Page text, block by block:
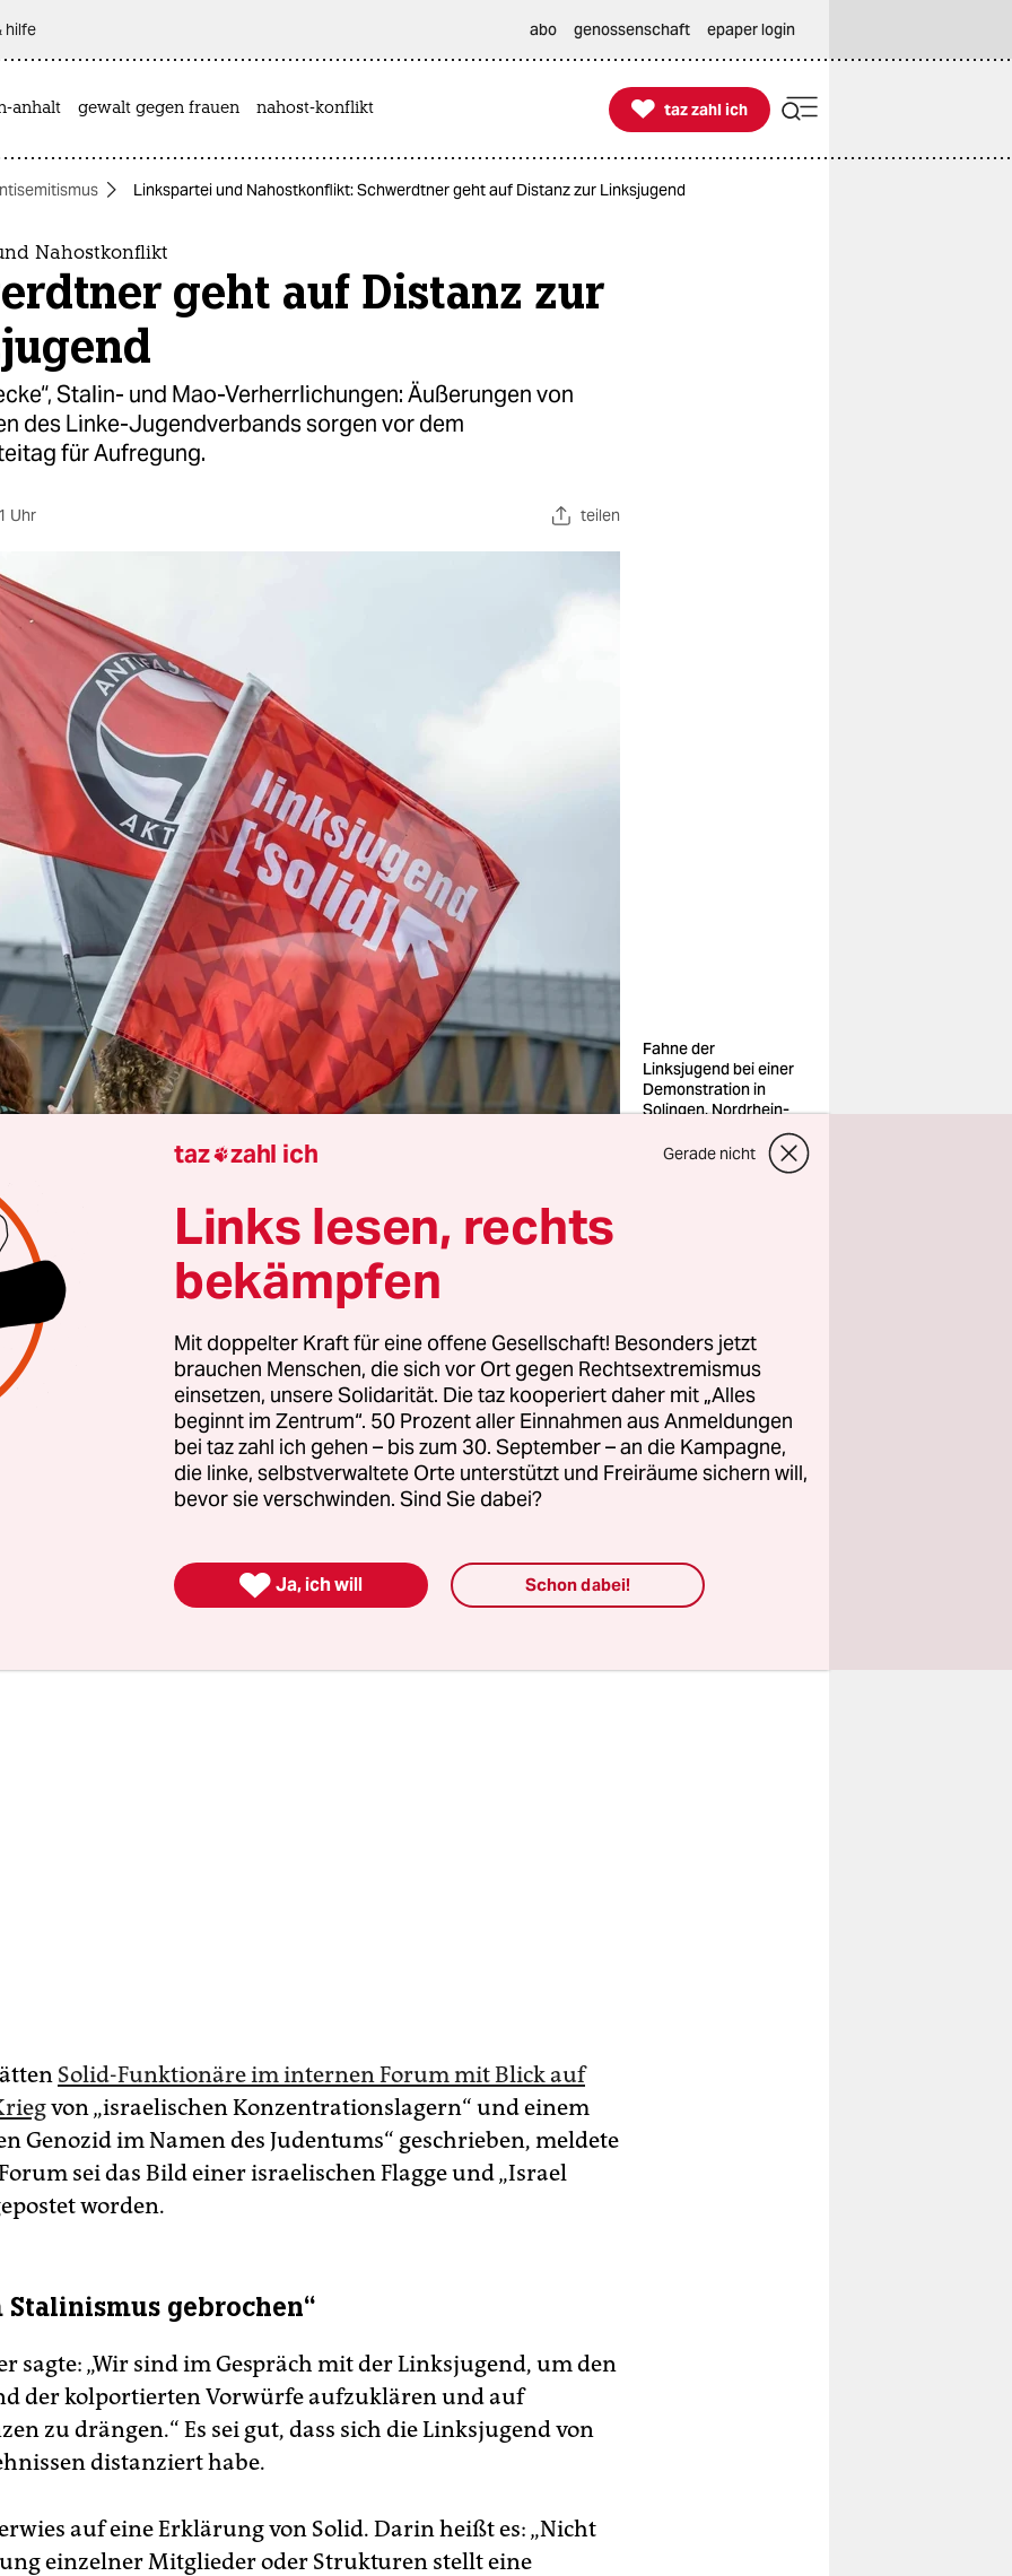
hilfe abo genossenschaft epaper login
anhalt gewalt gegen frauen nahost-konflikt 
taz zahl ich
taz zahl ich
Linkspartei und Nahostkonflikt: Schwerdtner geht auf Distanz zur Linksjugend
Nahostkonflikt
geht auf Distanz zur
Stalin- und Mao-Verherrlichungen: Äußerungen von
des Linke-Jugendverbands sorgen vor dem
für Aufregung.
Uhr teilen
Fahne der
Linksjugend bei einer
Demonstration in
Solingen, Nordrhein-
Foto:
Deutzmann/imago
Bericht über Äußerungen aus den Reihen der
Solid zur DDR, zum Stalinismus und zu Israel grenzt sich
der Linken scharf ab. „Wir distanzieren uns auf das
von diesen Inhalten“, sagteBundesvorsitzende Ines
auf Anfrage. Auch mehrere Landespolitiker reagierten
Rundfunk hatte berichtet, Funktionäre der Linksjugend
positiv über den früheren sowjetischen Diktator Josef
Zitiert wurden Äußerungen wie „Lang lebe Stalin“ und
Honecker“ aus einem internen Forum von Solid.
Solid-Funktionäre im internen Forum mit Blick auf
von „israelischen Konzentrationslagern“ und einem
Genozid im Namen des Judentums“ geschrieben, meldete
sei das Bild einer israelischen Flagge und „Israel
worden.
Stalinismus gebrochen“
sagte: „Wir sind im Gespräch mit der Linksjugend, um den
der kolportierten Vorwürfe aufzuklären und auf
zu drängen.“ Es sei gut, dass sich die Linksjugend von
distanziert habe.
auf eine Erklärung von Solid. Darin heißt es: „Nicht
einzelner Mitglieder oder Strukturen stellt eine
taz zahl ich Gerade nicht
Links lesen, rechts
bekämpfen
Mit doppelter Kraft für eine offene Gesellschaft! Besonders jetzt
brauchen Menschen, die sich vor Ort gegen Rechtsextremismus
einsetzen, unsere Solidarität. Die taz kooperiert daher mit „Alles
beginnt im Zentrum“. 50 Prozent aller Einnahmen aus Anmeldungen
bei taz zahl ich gehen – bis zum 30. September – an die Kampagne,
die linke, selbstverwaltete Orte unterstützt und Freiräume sichern will,
bevor sie verschwinden. Sind Sie dabei?
 Ja, ich will Schon dabei!